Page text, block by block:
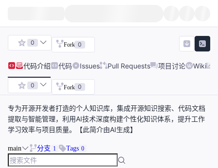
0 Fork 0
代码介绍 代码 Issues Pull Requests 项目讨论 Wiki
0 Fork 0
专为开源开发者打造的个人知识库，集成开源知识搜索、代码文档
提取与智能管理，利用AI技术深度构建个性化知识体系，提升工作
学习效率与项目质量。【此简介由AI生成】
main 分支 1 Tags 0